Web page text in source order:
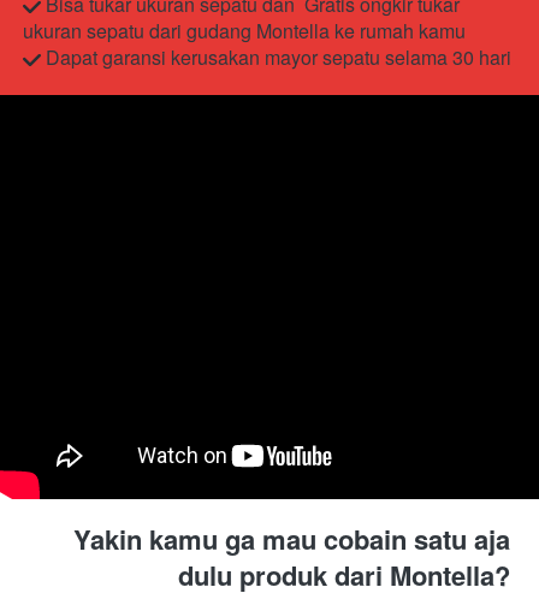
ukuran sepatu dari gudang Montella ke rumah kamu
Dapat garansi kerusakan mayor sepatu selama 30 hari
Yakin kamu ga mau cobain satu aja
dulu produk dari Montella?